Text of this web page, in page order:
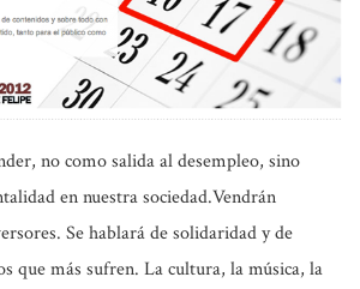
no como salida al desempleo, sino
en nuestra sociedad.Vendrán
Se hablará de solidaridad y de
que más sufren. La cultura, la música, la